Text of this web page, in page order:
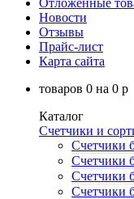
Отложенные
Новости
Отзывы
Прайс-лист
Карта сайта
товаров 0 на 0 p
Каталог
Счетчики и
Счетчики
Счетчики
Счетчики
Счетчики